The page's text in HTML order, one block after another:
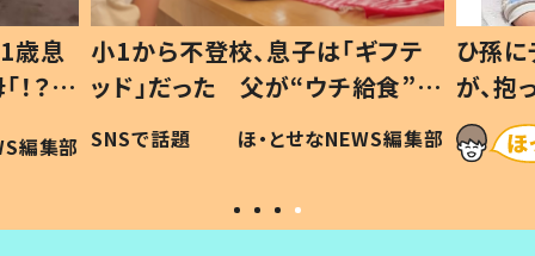
歳息
？」
編集部
小1から不登校、息子は「ギフテ
ッド」だった 父が“ウチ給食”を
作り続ける理由とは #令和の親
#令和の子
SNSで話題 ほ・とせなNEWS編集部
ひ孫
が、
「涙が
い」